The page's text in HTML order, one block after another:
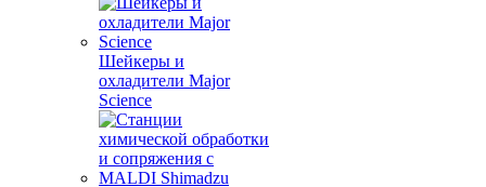
Шейкеры и
охладители Major
Science